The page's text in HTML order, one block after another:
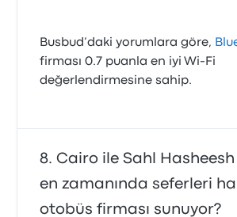
Busbud’daki yorumlara göre,
firması 0.7 puanla en iyi Wi‑Fi
değerlendirmesine sahip.
Cairo ile Sahl
en zamanında seferleri
otobüs firması sunuyor?